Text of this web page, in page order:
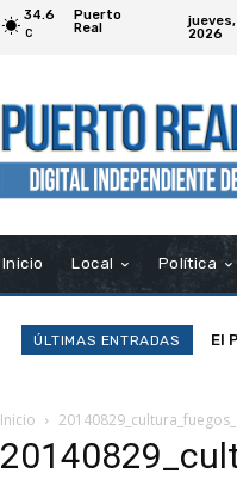
34.6
C
Puerto
Real
2026
Inicio Local Política
ÚLTIMAS ENTRADAS
El
Inicio